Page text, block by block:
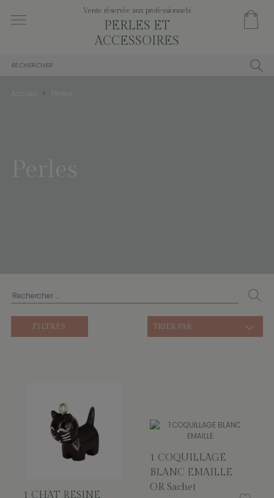
Vente réservée aux professionnels
PERLES ET
ACCESSOIRES
FILTRES TRIER PAR
1 CHAT RESINE
1 COQUILLAGE
BLANC EMAILLE
OR Sachet